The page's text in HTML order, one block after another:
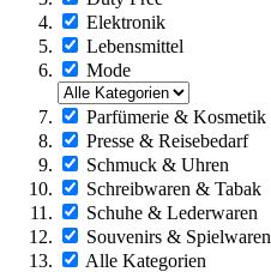
Elektronik
Lebensmittel
Mode
Parfümerie & Kosmetik
Presse & Reisebedarf
Schmuck & Uhren
Schreibwaren & Tabak
Schuhe & Lederwaren
Souvenirs & Spielwaren
Alle Kategorien